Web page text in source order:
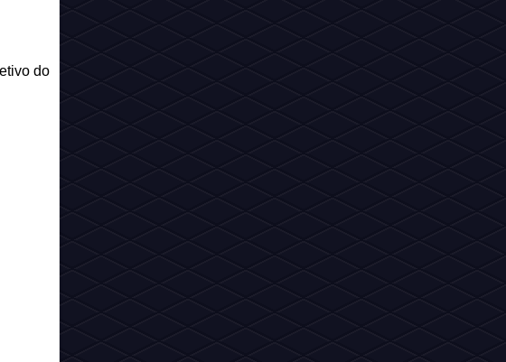
do